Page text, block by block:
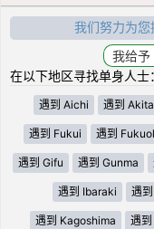
我们努力为您
在以下地区寻找单身人士
遇到 Aichi 遇到 Akita
遇到 Fukui 遇到
遇到 Gifu 遇到 Gunma
遇到 Ibaraki 遇
遇到 Kagoshima 遇